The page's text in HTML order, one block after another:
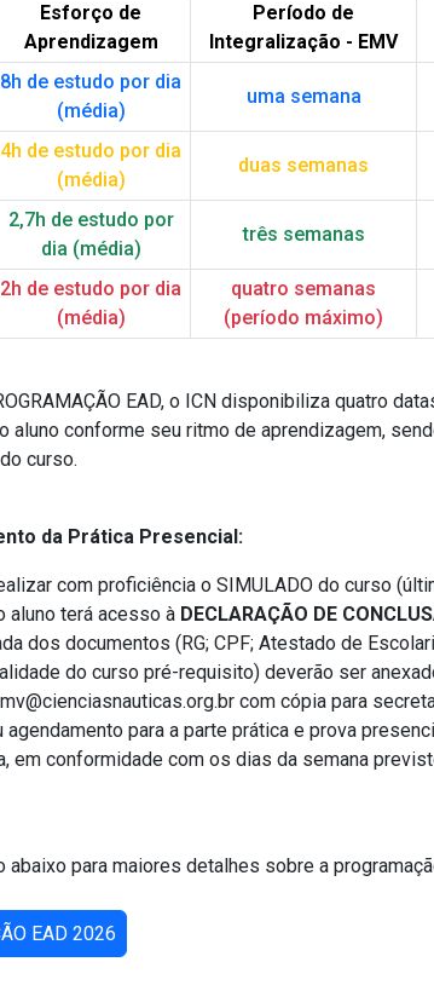
Esforço de
Aprendizagem
Período de
Integralização - EMV
8h de estudo por dia
(média)
uma semana
4h de estudo por dia
(média)
duas semanas
2,7h de estudo por
dia (média)
três semanas
2h de estudo por dia
(média)
quatro semanas
(período máximo)
EAD, o ICN disponibiliza quatro
aluno conforme seu ritmo de aprendizagem,
curso.
da Prática Presencial:
com proficiência o SIMULADO do curso
aluno terá acesso à DECLARAÇÃO DE
dos documentos (RG; CPF; Atestado de
do curso pré-requisito) deverão ser
com cópia para
para a parte prática e prova
em conformidade com os dias da semana
abaixo para maiores detalhes sobre a
EAD 2026